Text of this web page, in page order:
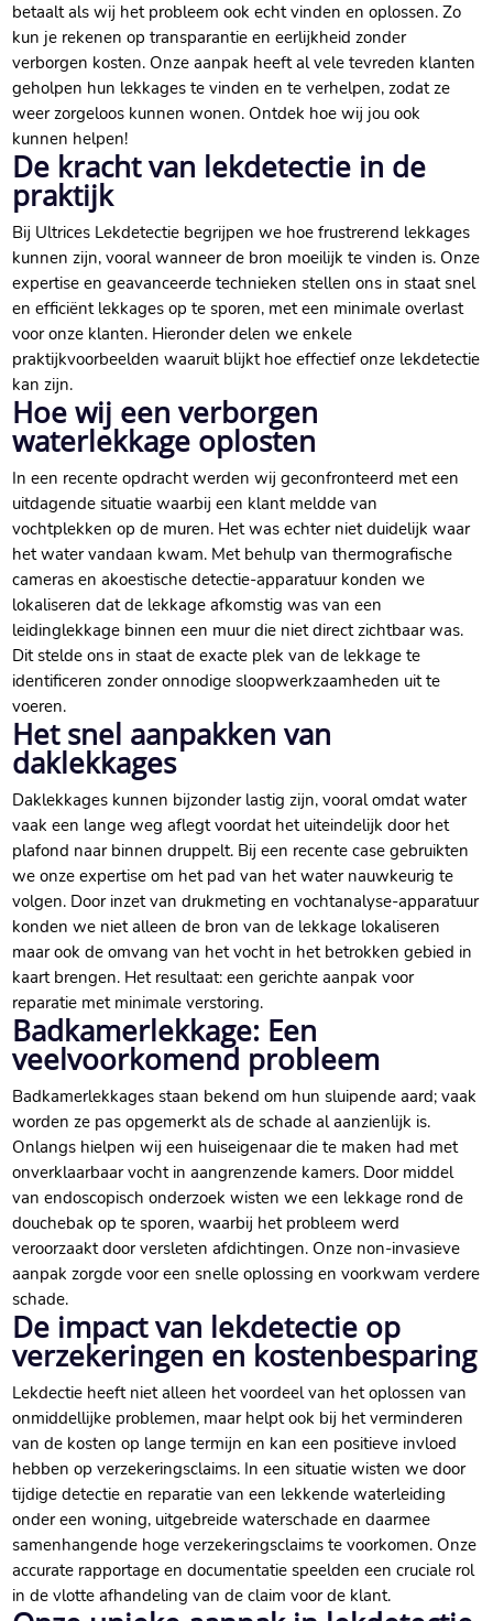
betaalt als wij het probleem ook echt vinden en oplossen.​ Zo
kun je rekenen op transparantie en eerlijkheid zonder
verborgen kosten.​ Onze aanpak heeft al vele tevreden klanten
geholpen hun lekkages te vinden en te verhelpen, zodat ze
weer zorgeloos kunnen wonen.​ Ontdek hoe wij jou ook
kunnen helpen!
De kracht van lekdetectie in de
praktijk
Bij Ultrices Lekdetectie begrijpen we hoe frustrerend lekkages
kunnen zijn, vooral wanneer de bron moeilijk te vinden is.​ Onze
expertise en geavanceerde technieken stellen ons in staat snel
en efficiënt lekkages op te sporen, met een minimale overlast
voor onze klanten.​ Hieronder delen we enkele
praktijkvoorbeelden waaruit blijkt hoe effectief onze lekdetectie
kan zijn.​
Hoe wij een verborgen
waterlekkage oplosten
In een recente opdracht werden wij geconfronteerd met een
uitdagende situatie waarbij een klant meldde van
vochtplekken op de muren.​ Het was echter niet duidelijk waar
het water vandaan kwam.​ Met behulp van thermografische
cameras en akoestische detectie-apparatuur konden we
lokaliseren dat de lekkage afkomstig was van een
leidinglekkage binnen een muur die niet direct zichtbaar was.​
Dit stelde ons in staat de exacte plek van de lekkage te
identificeren zonder onnodige sloopwerkzaamheden uit te
voeren.​
Het snel aanpakken van
daklekkages
Daklekkages kunnen bijzonder lastig zijn, vooral omdat water
vaak een lange weg aflegt voordat het uiteindelijk door het
plafond naar binnen druppelt.​ Bij een recente case gebruikten
we onze expertise om het pad van het water nauwkeurig te
volgen.​ Door inzet van drukmeting en vochtanalyse-apparatuur
konden we niet alleen de bron van de lekkage lokaliseren
maar ook de omvang van het vocht in het betrokken gebied in
kaart brengen.​ Het resultaat: een gerichte aanpak voor
reparatie met minimale verstoring.​
Badkamerlekkage: Een
veelvoorkomend probleem
Badkamerlekkages staan bekend om hun sluipende aard; vaak
worden ze pas opgemerkt als de schade al aanzienlijk is.​
Onlangs hielpen wij een huiseigenaar die te maken had met
onverklaarbaar vocht in aangrenzende kamers.​ Door middel
van endoscopisch onderzoek wisten we een lekkage rond de
douchebak op te sporen, waarbij het probleem werd
veroorzaakt door versleten afdichtingen.​ Onze non-invasieve
aanpak zorgde voor een snelle oplossing en voorkwam verdere
schade.​
De impact van lekdetectie op
verzekeringen en kostenbesparing
Lekdectie heeft niet alleen het voordeel van het oplossen van
onmiddellijke problemen, maar helpt ook bij het verminderen
van de kosten op lange termijn en kan een positieve invloed
hebben op verzekeringsclaims.​ In een situatie wisten we door
tijdige detectie en reparatie van een lekkende waterleiding
onder een woning, uitgebreide waterschade en daarmee
samenhangende hoge verzekeringsclaims te voorkomen.​ Onze
accurate rapportage en documentatie speelden een cruciale rol
in de vlotte afhandeling van de claim voor de klant.​